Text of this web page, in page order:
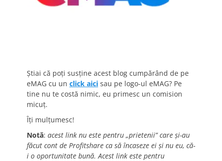
Știai că poți susține acest blog cumpărând de pe
eMAG cu un click aici sau pe logo-ul eMAG? Pe
tine nu te costă nimic, eu primesc un comision
micuț.
Îți mulțumesc!
Notă: acest link nu este pentru „prietenii” care și-au
făcut cont de Profitshare ca să încaseze ei și nu eu, că-
i o oportunitate bună. Acest link este pentru